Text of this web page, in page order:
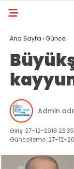
Ana Sayfa ›Güncel
Admin
Giriş: 27-12-2018 23:35
Güncelleme: 27-12-